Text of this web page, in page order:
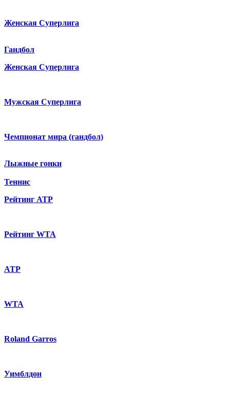
Женская Суперлига
Гандбол
Женская Суперлига
Мужская Суперлига
Чемпионат мира (гандбол)
Лыжные гонки
Теннис
Рейтинг ATP
Рейтинг WTA
ATP
WTA
Roland Garros
Уимблдон